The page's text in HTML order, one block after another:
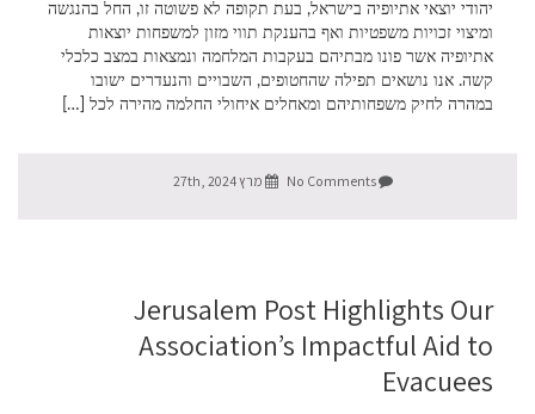
יהודי יוצאי אתיופיה בישראל, בעת תקופה לא פשוטה זו, החל בהנגשה
ומיצוי זכויות משפטיות ואף בהענקת תווי מזון למשפחות יוצאות
אתיופיה אשר פונו מבתיהם בעקבות המלחמה ונמצאות במצב כלכלי
קשה. אנו נושאים תפילה שהחטופים, השבויים והנעדרים ישובו
במהרה לחיק משפחותיהם ומאחלים איחולי החלמה מהירה לכל […]
No Comments מרץ 27th, 2024
Jerusalem Post Highlights Our
Association’s Impactful Aid to
Evacuees